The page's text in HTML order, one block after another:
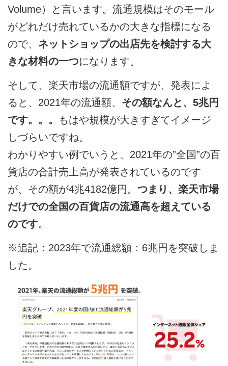
Volume）と言います。流通規模はそのモール
がどれだけ売れているかの大きな指標になる
ので、 ネットショップの出店先を検討する大
きな材料の一つになります。
そして、楽天市場の流通額ですが、発表によ
ると、2021年の流通額、 その額なんと、5兆円
です。。。
もはや規模が大きすぎてイメージ
しづらいですね。
わかりやすい例でいうと、2021年の”全国”の百
貨店の合計売上高が発表されているのです
が、その額が4兆4182億円。 つまり、楽天市場
だけでの全国の百貨店の流通高を超えている
のです。
※追記：2023年で流通総額：6兆円を突破しま
した。